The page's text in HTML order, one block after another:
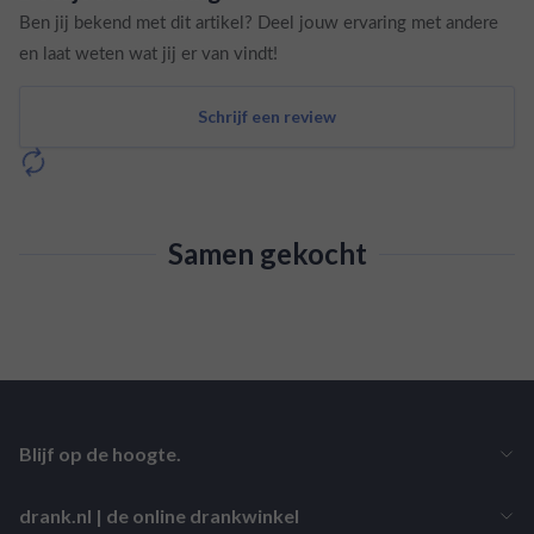
Ben jij bekend met dit artikel? Deel jouw ervaring met andere
en laat weten wat jij er van vindt!
Schrijf een review
Samen gekocht
drank.nl | de online drankwinkel
Blijf op de hoogte.